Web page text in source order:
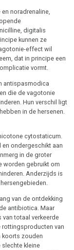
noradrenaline,
digitalis
kunnen ze
effect wil
dat in principe een
vormt.
antispasmodica
die de vagotonie
Hun verschil ligt
in de hersenen.
cytostaticum.
ondergeschikt aan
in de groter
worden gebruikt om
Anderzijds is
van de ontdekking
antibiotica. Maar
totaal verkeerde
rottingsproducten van
koorts zouden
slechte kleine